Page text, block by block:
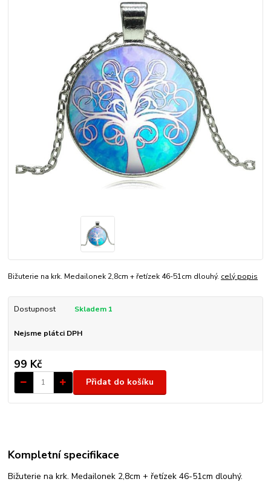
Bižuterie na krk. Medailonek 2,8cm + řetízek 46-51cm dlouhý. celý popis
Dostupnost Skladem 1
Nejsme plátci DPH
99 Kč
Přidat do košíku
Kompletní specifikace
Bižuterie na krk. Medailonek 2,8cm + řetízek 46-51cm dlouhý.